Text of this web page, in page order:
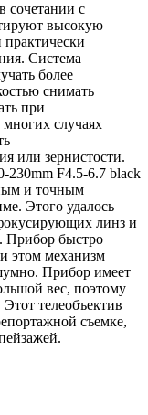
с
высокую
практически
Система
более
снимать
при
случаях
или зернистости.
230mm F4.5-6.7 black
и точным
Этого удалось
линз и
Прибор быстро
этом механизм
Прибор имеет
вес, поэтому
телеобъектив
съемке,